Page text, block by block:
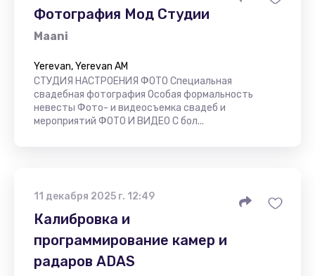
Фотография Мод Студии
Maani
Yerevan, Yerevan AM
СТУДИЯ НАСТРОЕНИЯ ФОТО Специальная
свадебная фотография Особая формальность
невесты Фото- и видеосъемка свадеб и
мероприятий ФОТО И ВИДЕО С бол...
11 декабря 2025 г. 12:49
Калибровка и
программирование камер и
радаров ADAS